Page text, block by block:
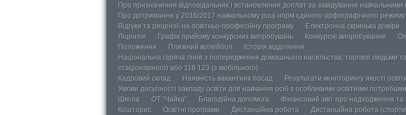
Про призначення відповідальних і встановлення доплат за завідування
Про дотримання у 2016/2017 навчальному році норм єдиного орфографічного режиму
Відгуки та рецензії на освітньо-професійну програму
Електронна скринька довіри
Ліцензія
Графік прийому конкурсних випробувань Конкурсні випробування
Положення
Пляжний волейбол
Історія відділення
Національна гаряча лінія з попередження домашнього насильства, торгівлі людьми
стаціонарного) або 116 123 (з мобільного)
Кадровий склад
Наявність вакантних посад
Результати моніторингу якості
Умови досупності закладу освіти для навчання осіб з особливими освітніми потребами
Школа
ОТ “Чайка” Благодійна допомога Фінансовий звіт про надходження
Кошторис
Освітні програми Дистанційна робота Дистанційна робота